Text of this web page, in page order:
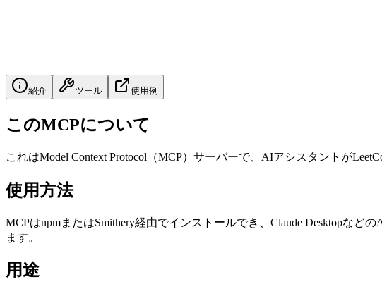
紹介 ツール 使用例
このMCPについて
これはModel Context Protocol（MCP）サーバーで、AIアシスタントが
使用方法
MCPはnpmまたはSmithery経由でインストールでき、Claude Desktopな
ます。
用途